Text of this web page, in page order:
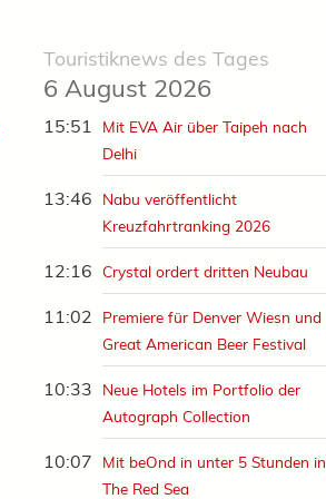
Touristiknews des Tages
6 August 2026
15:51
Mit EVA Air über Taipeh nach
Delhi
13:46
Nabu veröffentlicht
Kreuzfahrtranking 2026
12:16 Crystal ordert dritten Neubau
11:02
Premiere für Denver Wiesn und
Great American Beer Festival
10:33
Neue Hotels im Portfolio der
Autograph Collection
10:07
Mit beOnd in unter 5 Stunden in
The Red Sea